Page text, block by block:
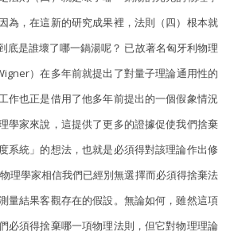
為，在這新的研究成果裡，法則（四）根本就
底是誰壞了哪一鍋湯呢？ 已故著名匈牙利物理
）在多年前就提出了對量子理論通用性的
作也正是借用了他多年前提出的一個假象情況
學家來說，這提供了更多的證據促使我們捨棄
系統」的想法，也就是必須得對該理論作出修
理學家相信我們已經別無選擇而必須得捨棄法
量結果客觀存在的假設。無論如何，雖然這項
必須得捨棄哪一項物理法則，但它對物理理論